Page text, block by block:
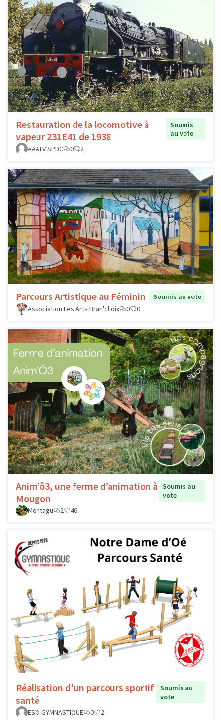
Restauration de la locomotive à
vapeur 231E41 de 1938
Soumis
au vote
AAATV SPDC
0 2
Parcours Artistique au Féminin
Soumis au vote
Association Les Arts Bran'choix
0 0
Anim’ô3, une ferme d’animation à
Mougon
Soumis au
vote
Montagu
2 46
Réalisation d'un parcours sportif
santé
Soumis au
vote
ESO GYMNASTIQUE
0 2